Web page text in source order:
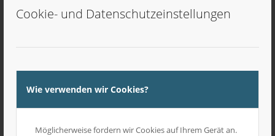
Cookie- und Datenschutzeinstellungen
Wie verwenden wir Cookies?
Möglicherweise fordern wir Cookies auf Ihrem Gerät an.
Holzgreifer